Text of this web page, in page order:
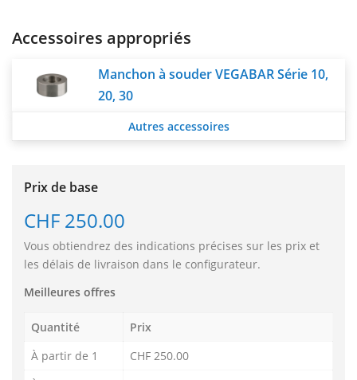
Accessoires appropriés
Manchon à souder VEGABAR Série 10,
20, 30
Autres accessoires
Prix de base
CHF 250.00
Vous obtiendrez des indications précises sur les prix et
les délais de livraison dans le configurateur.
Meilleures offres
Quantité
Prix
À partir de 1
CHF 250.00